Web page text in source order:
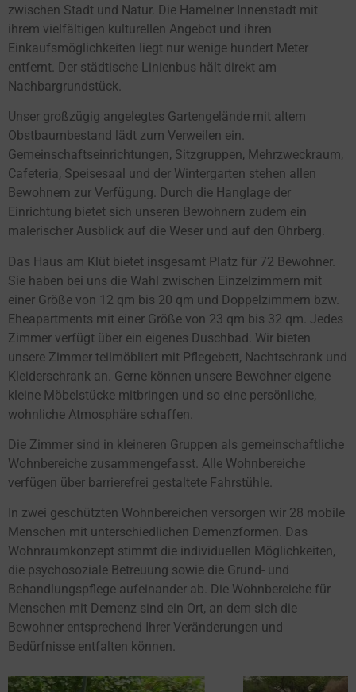
zwischen Stadt und Natur. Die Hamelner Innenstadt mit
ihrem vielfältigen kulturellen Angebot und ihren
Einkaufsmöglichkeiten liegt nur wenige hundert Meter
entfernt. Der städtische Linienbus hält direkt am
Nachbargrundstück.
Unser großzügig angelegtes Gartengelände mit altem
Obstbaumbestand lädt zum Verweilen ein.
Gemeinschaftseinrichtungen, Sitzgruppen, Mehrzweckraum,
Cafeteria, Speisesaal und der Wintergarten stehen allen
Bewohnern zur Verfügung. Durch die Hanglage der
Einrichtung bietet sich unseren Bewohnern zudem ein
malerischer Ausblick auf die Weser und auf den Ohrberg.
Das Haus am Klüt bietet insgesamt Platz für 72 Bewohner.
Sie haben bei uns die Wahl zwischen Einzelzimmern mit
einer Größe von 12 qm bis 20 qm und Doppelzimmern bzw.
Eheapartments mit einer Größe von 23 qm bis 32 qm. Jedes
Zimmer verfügt über ein eigenes Duschbad. Wir bieten
unsere Zimmer teilmöbliert mit Pflegebett, Nachtschrank und
Kleiderschrank an. Gerne können unsere Bewohner eigene
kleine Möbelstücke mitbringen und so eine persönliche,
wohnliche Atmosphäre schaffen.
Die Zimmer sind in kleineren Gruppen als gemeinschaftliche
Wohnbereiche zusammengefasst. Alle Wohnbereiche
verfügen über barrierefrei gestaltete Fahrstühle.
In zwei geschützten Wohnbereichen versorgen wir 28 mobile
Menschen mit unterschiedlichen Demenzformen. Das
Wohnraumkonzept stimmt die individuellen Möglichkeiten,
die psychosoziale Betreuung sowie die Grund- und
Behandlungspflege aufeinander ab. Die Wohnbereiche für
Menschen mit Demenz sind ein Ort, an dem sich die
Bewohner entsprechend Ihrer Veränderungen und
Bedürfnisse entfalten können.